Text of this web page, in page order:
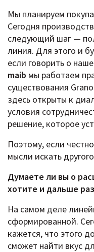
Мы планируем
Сегодня
следующий шаг —
линия. Для этого и
если говорить о
maib мы работаем
существования
здесь открыты к
условия
решение, которое
Поэтому, если
мысли искать
Думаете ли вы о
хотите и дальше
На самом деле
сформированной.
кажется, что этого
сможет найти вкус